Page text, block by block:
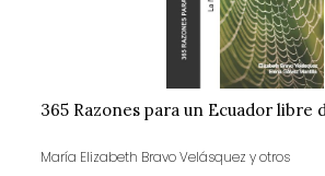
365 Razones para un Ecuador libre
María Elizabeth Bravo Velásquez y otros